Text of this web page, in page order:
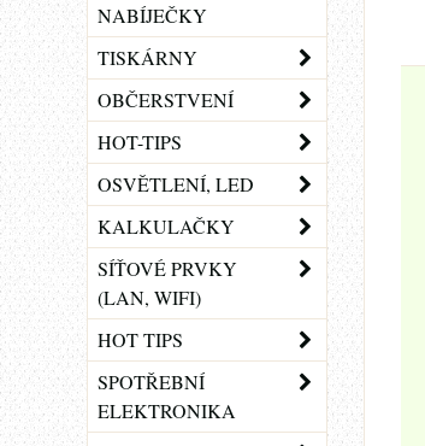
NABÍJEČKY
TISKÁRNY
OBČERSTVENÍ
HOT-TIPS
OSVĚTLENÍ, LED
KALKULAČKY
SÍŤOVÉ PRVKY
(LAN, WIFI)
HOT TIPS
SPOTŘEBNÍ
ELEKTRONIKA